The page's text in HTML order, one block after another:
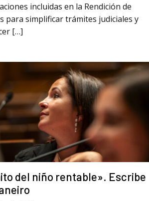
incluidas en la Rendición de
para simplificar trámites judiciales y
[…]
del niño rentable». Escribe